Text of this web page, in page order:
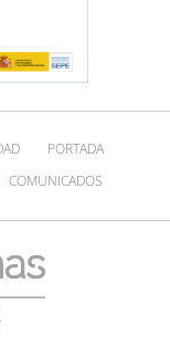
PORTADA
COMUNICADOS